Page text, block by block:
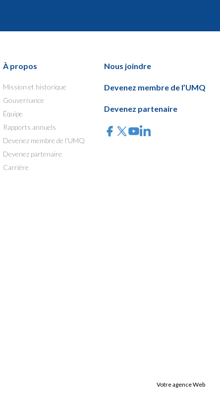
À propos
Mission et historique
Gouvernance
Équipe
Rapports annuels
Devenez membre de l’UMQ
Devenez partenaire
Carrière
Nous joindre
Devenez membre de l’UMQ
Devenez partenaire
Votre agence Web